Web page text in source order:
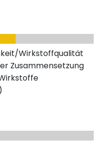
Wirkstoffqualität
Zusammensetzung